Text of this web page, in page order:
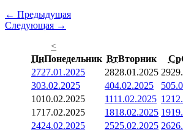
← Предыдущая
Следующая →
<
ПнПонедельник ВтВторник Ср
2727.01.2025 2828.01.2025 29
303.02.2025 404.02.2025 5
1010.02.2025 1111.02.2025 12
1717.02.2025 1818.02.2025 19
2424.02.2025 2525.02.2025 26